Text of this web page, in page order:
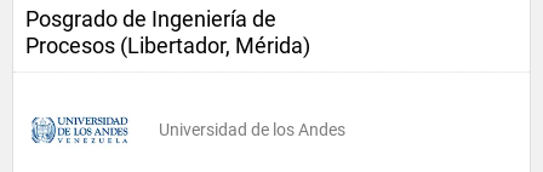
Posgrado de Ingeniería de
Procesos (Libertador, Mérida)
Universidad de los Andes